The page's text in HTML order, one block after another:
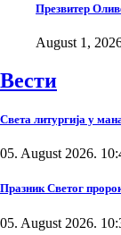
Презвитер
August 1,
Вести
Света литургија у
05. August 2026.
Празник Светог
05. August 2026.